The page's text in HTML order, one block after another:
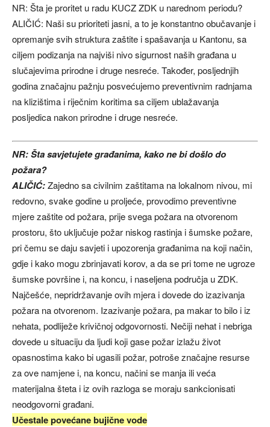
NR: Šta je proritet u radu KUCZ ZDK u narednom periodu?
ALIČIĆ: Naši su prioriteti jasni, a to je konstantno obučavanje i
opremanje svih struktura zaštite i spašavanja u Kantonu, sa
ciljem podizanja na najviši nivo sigurnost naših građana u
slučajevima prirodne i druge nesreće. Također, posljednjih
godina značajnu pažnju posvećujemo preventivnim radnjama
na klizištima i riječnim koritima sa ciljem ublažavanja
posljedica nakon prirodne i druge nesreće.
NR: Šta savjetujete građanima, kako ne bi došlo do
požara?
ALIČIĆ:Zajedno sa civilnim zaštitama na lokalnom nivou, mi
redovno, svake godine u proljeće, provodimo preventivne
mjere zaštite od požara, prije svega požara na otvorenom
prostoru, što uključuje požar niskog rastinja i šumske požare,
pri čemu se daju savjeti i upozorenja građanima na koji način,
gdje i kako mogu zbrinjavati korov, a da se pri tome ne ugroze
šumske površine i, na koncu, i naseljena područja u ZDK.
Najčešće, nepridržavanje ovih mjera i dovede do izazivanja
požara na otvorenom. Izazivanje požara, pa makar to bilo i iz
nehata, podliježe krivičnoj odgovornosti. Nečiji nehat i nebriga
dovede u situaciju da ljudi koji gase požar izlažu život
opasnostima kako bi ugasili požar, potroše značajne resurse
za ove namjene i, na koncu, načini se manja ili veća
materijalna šteta i iz ovih razloga se moraju sankcionisati
neodgovorni građani.
Učestale povećane bujične vode